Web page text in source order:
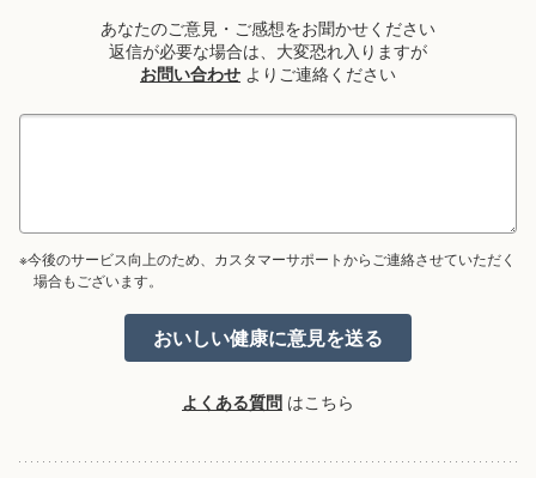
あなたのご意見・ご感想をお聞かせください
返信が必要な場合は、大変恐れ入りますが
お問い合わせ よりご連絡ください
※今後のサービス向上のため、カスタマーサポートからご連絡させていただく
場合もございます。
よくある質問 はこちら